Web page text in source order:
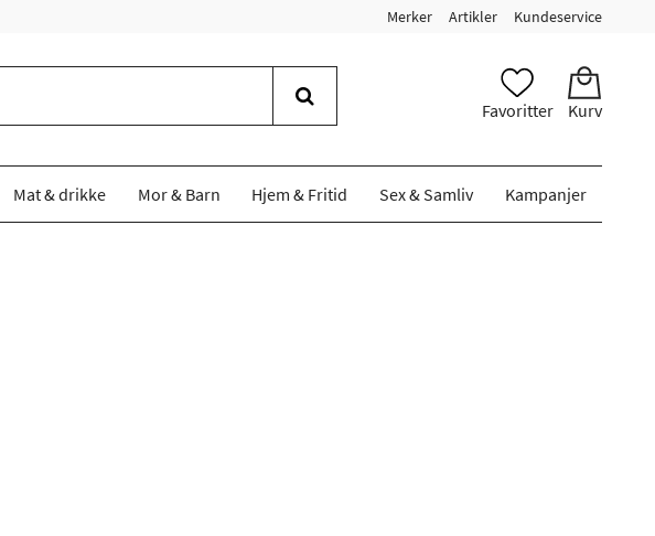
Merker Artikler Kundeservice
Favoritter Kurv
Mat & drikke Mor & Barn Hjem & Fritid Sex & Samliv Kampanjer